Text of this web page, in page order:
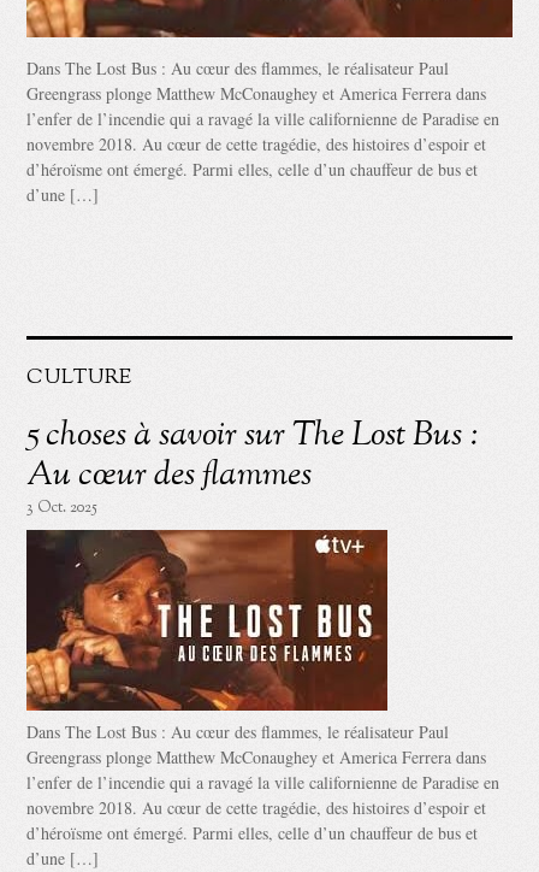
Dans The Lost Bus : Au cœur des flammes, le réalisateur Paul
Greengrass plonge Matthew McConaughey et America Ferrera dans
l’enfer de l’incendie qui a ravagé la ville californienne de Paradise en
novembre 2018. Au cœur de cette tragédie, des histoires d’espoir et
d’héroïsme ont émergé. Parmi elles, celle d’un chauffeur de bus et
d’une […]
CULTURE
5 choses à savoir sur The Lost Bus :
Au cœur des flammes
3 Oct. 2025
Dans The Lost Bus : Au cœur des flammes, le réalisateur Paul
Greengrass plonge Matthew McConaughey et America Ferrera dans
l’enfer de l’incendie qui a ravagé la ville californienne de Paradise en
novembre 2018. Au cœur de cette tragédie, des histoires d’espoir et
d’héroïsme ont émergé. Parmi elles, celle d’un chauffeur de bus et
d’une […]